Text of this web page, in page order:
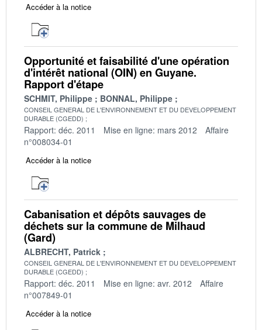
Accéder à la notice
Opportunité et faisabilité d'une opération
d'intérêt national (OIN) en Guyane.
Rapport d'étape
SCHMIT, Philippe BONNAL, Philippe
CONSEIL GENERAL DE L'ENVIRONNEMENT ET DU DEVELOPPEMENT
DURABLE (CGEDD)
Rapport: déc. 2011 Mise en ligne: mars 2012
Affaire
n°008034-01
Accéder à la notice
Cabanisation et dépôts sauvages de
déchets sur la commune de Milhaud
(Gard)
ALBRECHT, Patrick
CONSEIL GENERAL DE L'ENVIRONNEMENT ET DU DEVELOPPEMENT
DURABLE (CGEDD)
Rapport: déc. 2011 Mise en ligne: avr. 2012
Affaire
n°007849-01
Accéder à la notice